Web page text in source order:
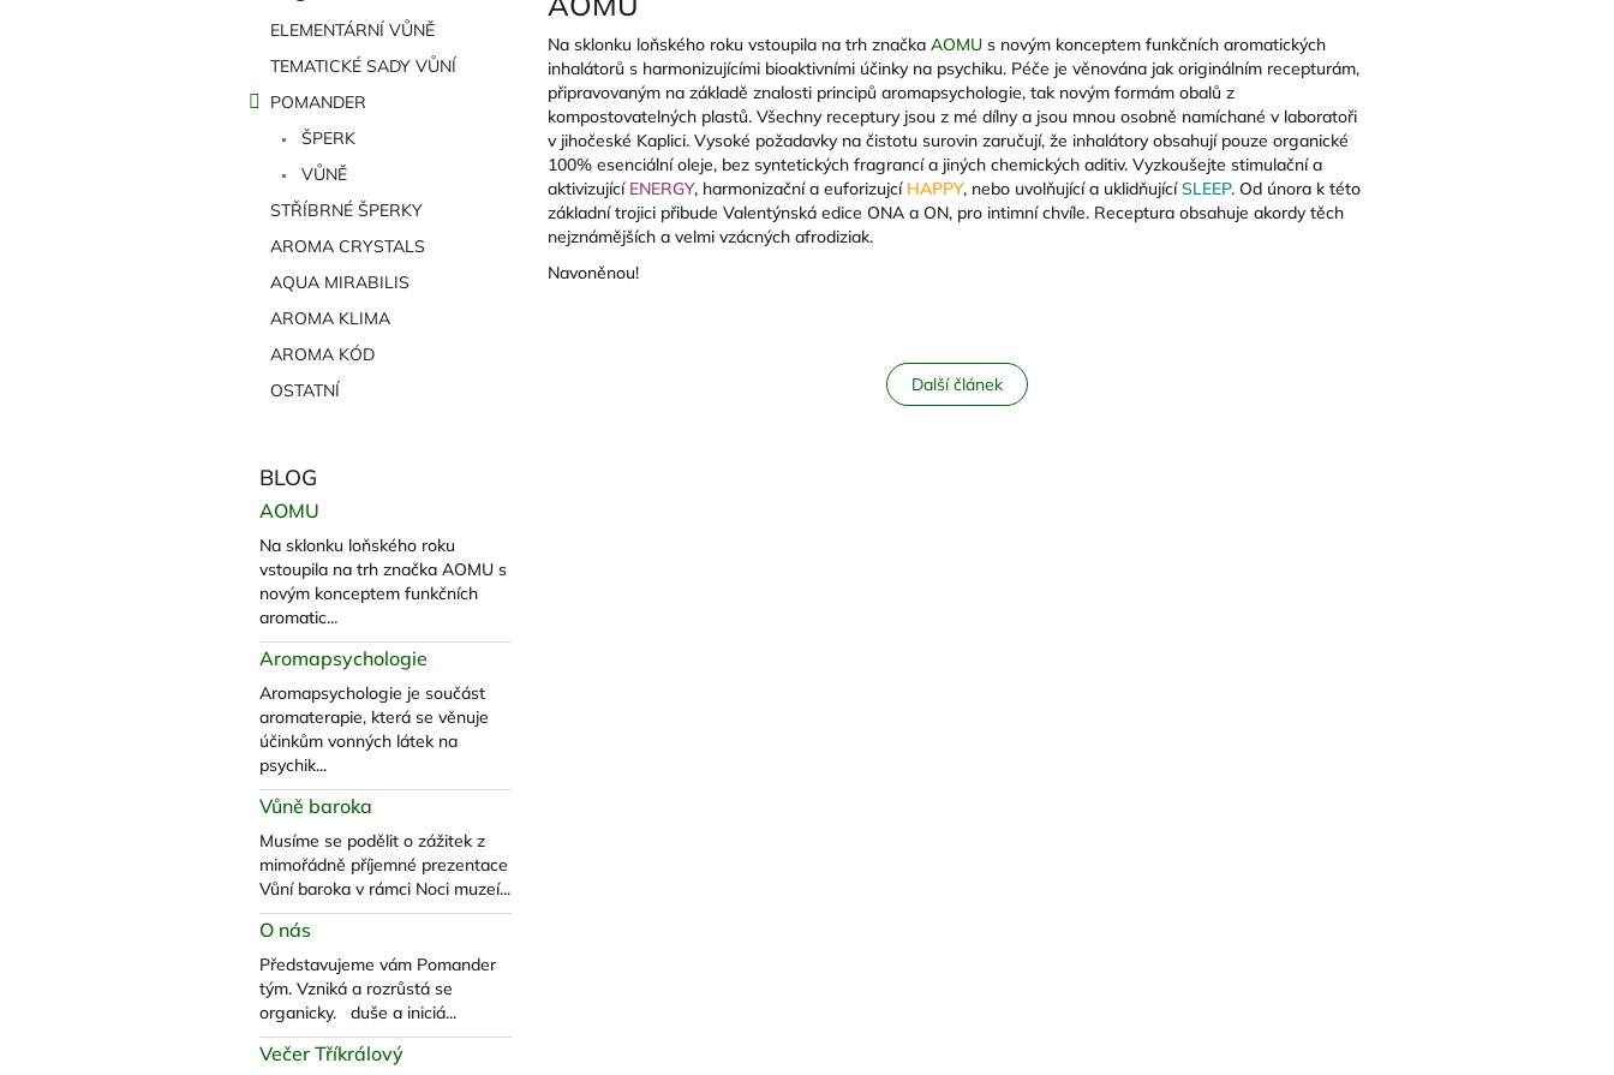
ELEMENTÁRNÍ VŮNĚ
TEMATICKÉ SADY VŮNÍ
POMANDER
ŠPERK
VŮNĚ
STŘÍBRNÉ ŠPERKY
AROMA CRYSTALS
AQUA MIRABILIS
AROMA KLIMA
AROMA KÓD
OSTATNÍ
BLOG
AOMU
Na sklonku loňského roku
vstoupila na trh značka AOMU s
novým konceptem funkčních
aromatic...
Aromapsychologie
Aromapsychologie je součást
aromaterapie, která se věnuje
účinkům vonných látek na
psychik...
Vůně baroka
Musíme se podělit o zážitek z
mimořádně příjemné prezentace
Vůní baroka v rámci Noci muzeí...
O nás
Představujeme vám Pomander
tým. Vzniká a rozrůstá se
organicky. duše a iniciá...
Večer Tříkrálový
Na sklonku loňského roku vstoupila na trh značka AOMU s novým konceptem funkčních aromatických
inhalátorů s harmonizujícími bioaktivními účinky na psychiku. Péče je věnována jak originálním recepturám,
připravovaným na základě znalosti principů aromapsychologie, tak novým formám obalů z
kompostovatelných plastů. Všechny receptury jsou z mé dílny a jsou mnou osobně namíchané v laboratoři
v jihočeské Kaplici. Vysoké požadavky na čistotu surovin zaručují, že inhalátory obsahují pouze organické
100% esenciální oleje, bez syntetických fragrancí a jiných chemických aditiv. Vyzkoušejte stimulační a
aktivizující ENERGY, harmonizační a euforizujcí HAPPY, nebo uvolňující a uklidňujícíSLEEP. Od února k této
základní trojici přibude Valentýnská edice ONA a ON, pro intimní chvíle. Receptura obsahuje akordy těch
nejznámějších a velmi vzácných afrodiziak.
Navoněnou!
Další článek